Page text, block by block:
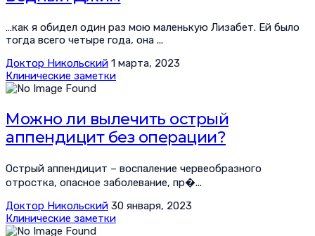
…как я обидел один раз мою маленькую Лизабет. Ей было
тогда всего четыре года, она ...
Доктор Никольский 1 марта, 2023
Клинические заметки
Можно ли вылечить острый
аппендицит без операции?
Острый аппендицит – воспаление червеобразного
отростка, опасное заболевание, пр�...
Доктор Никольский 30 января, 2023
Клинические заметки